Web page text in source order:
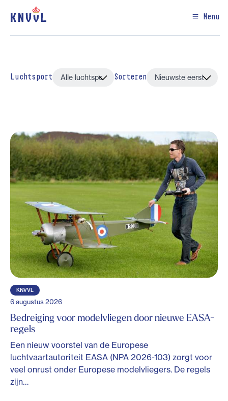
Menu
Luchtsport Sorteren
KNVVL
6 augustus 2026
Bedreiging voor modelvliegen door nieuwe EASA-
regels
Een nieuw voorstel van de Europese
luchtvaartautoriteit EASA (NPA 2026-103) zorgt voor
veel onrust onder Europese modelvliegers. De regels
zijn…